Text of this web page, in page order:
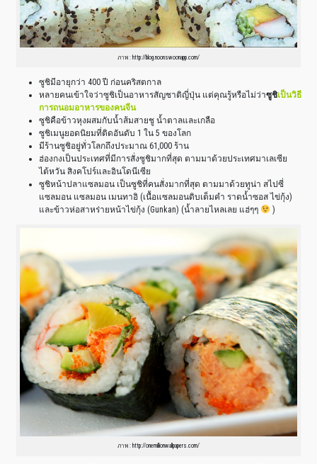
ภาพ : http://blog.noonswoonapp.com/
ซูชิมีอายุกว่า 400 ปี ก่อนคริสตกาล
หลายคนเข้าใจว่าซูชิเป็นอาหารสัญชาติญี่ปุ่น แต่คุณรู้หรือไม่ว่าซูชิเป็นวิธี
การถนอมอาหารของคนจีน
ซูชิคือข้าวหุงผสมกับน้ำส้มสายชู น้ำตาลและเกลือ
ซูชิเมนูยอดนิยมที่ติดอันดับ 1 ใน 5 ของโลก
มีร้านซูชิอยู่ทั่วโลกถึงประมาณ 61,000 ร้าน
ฮ่องกงเป็นประเทศที่มีการสั่งซูชิมากที่สุด ตามมาด้วยประเทศมาเลเซีย
ไต้หวัน สิงคโปร์และอินโดนีเซีย
ซูชิหน้าปลาแซลมอน เป็นซูชิที่คนสั่งมากที่สุด ตามมาด้วยทูน่า สไปซี่
แซลมอน แซลมอน เมนทาอิ (เนื้อแซลมอนดิบเต็มคำ ราดน้ำซอส ไข่กุ้ง)
และข้าวห่อสาหร่ายหน้าไข่กุ้ง (Gunkan) (น้ำลายไหลเลย แฮ่ๆๆ
)
ภาพ : http://onemillionwallpapers.com/